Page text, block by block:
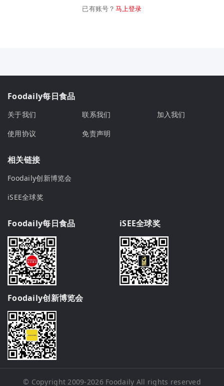
已有账号？ 马上登录
Foodaily每日食品
关于我们 联系我们
加入我们
使用协议
免责声明
相关链接
Foodaily创新博览会
iSEE全球奖
Foodaily每日食品 iSEE全球奖
Foodaily创新博览会
© Copyright 2009-2026 Foodaily All rights reserved